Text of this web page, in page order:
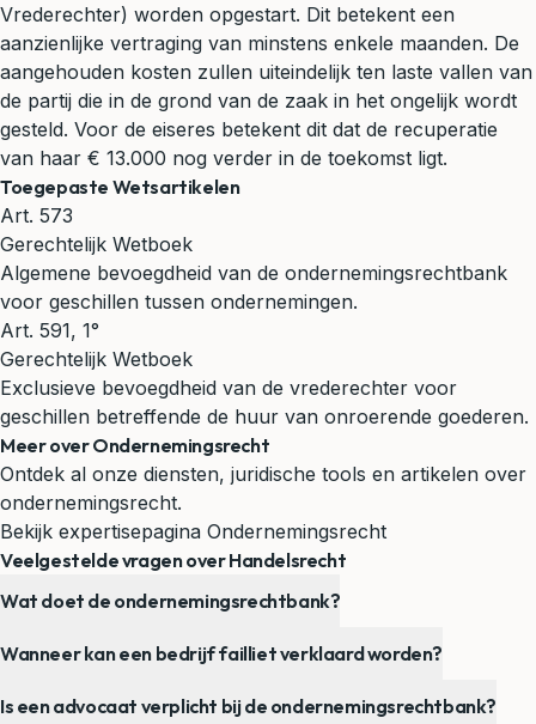
Vrederechter) worden opgestart. Dit betekent een
aanzienlijke vertraging van minstens enkele maanden. De
aangehouden kosten zullen uiteindelijk ten laste vallen van
de partij die in de grond van de zaak in het ongelijk wordt
gesteld. Voor de eiseres betekent dit dat de recuperatie
van haar € 13.000 nog verder in de toekomst ligt.
Toegepaste Wetsartikelen
Art. 573
Gerechtelijk Wetboek
Algemene bevoegdheid van de ondernemingsrechtbank
voor geschillen tussen ondernemingen.
Art. 591, 1°
Gerechtelijk Wetboek
Exclusieve bevoegdheid van de vrederechter voor
geschillen betreffende de huur van onroerende goederen.
Meer over Ondernemingsrecht
Ontdek al onze diensten, juridische tools en artikelen over
ondernemingsrecht.
Bekijk expertisepagina Ondernemingsrecht
Veelgestelde vragen over Handelsrecht
Wat doet de ondernemingsrechtbank?
Wanneer kan een bedrijf failliet verklaard worden?
Is een advocaat verplicht bij de ondernemingsrechtbank?